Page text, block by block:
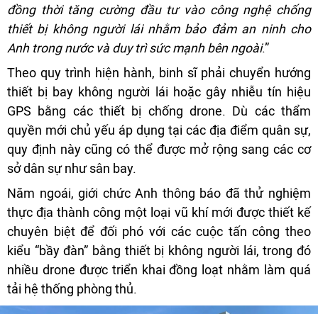
đồng thời tăng cường đầu tư vào công nghệ chống
thiết bị không người lái nhằm bảo đảm an ninh cho
Anh trong nước và duy trì sức mạnh bên ngoài.”
Theo quy trình hiện hành, binh sĩ phải chuyển hướng
thiết bị bay không người lái hoặc gây nhiễu tín hiệu
GPS bằng các thiết bị chống drone. Dù các thẩm
quyền mới chủ yếu áp dụng tại các địa điểm quân sự,
quy định này cũng có thể được mở rộng sang các cơ
sở dân sự như sân bay.
Năm ngoái, giới chức Anh thông báo đã thử nghiệm
thực địa thành công một loại vũ khí mới được thiết kế
chuyên biệt để đối phó với các cuộc tấn công theo
kiểu “bầy đàn” bằng thiết bị không người lái, trong đó
nhiều drone được triển khai đồng loạt nhằm làm quá
tải hệ thống phòng thủ.